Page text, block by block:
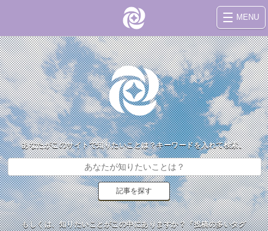
MENU
あなたがこのサイトで知りたいことは？キーワードを入れて検索。
もしくは、知りたいことがこの中にありますか？『投稿の多いタグ